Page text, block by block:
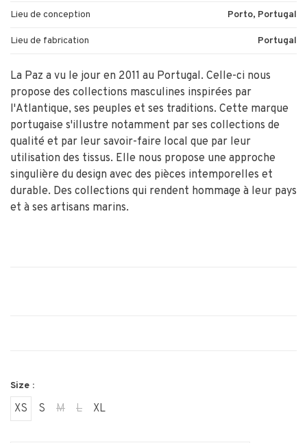
Lieu de conception Porto, Portugal
Lieu de fabrication Portugal
La Paz a vu le jour en 2011 au Portugal. Celle-ci nous
propose des collections masculines inspirées par
l'Atlantique, ses peuples et ses traditions. Cette marque
portugaise s'illustre notamment par ses collections de
qualité et par leur savoir-faire local que par leur
utilisation des tissus. Elle nous propose une approche
singulière du design avec des pièces intemporelles et
durable. Des collections qui rendent hommage à leur pays
et à ses artisans marins.
Size :
XS S M L XL